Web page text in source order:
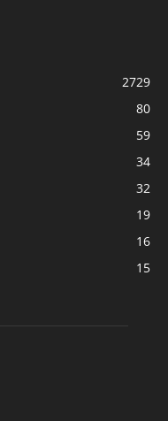
2729
80
59
34
32
19
16
15